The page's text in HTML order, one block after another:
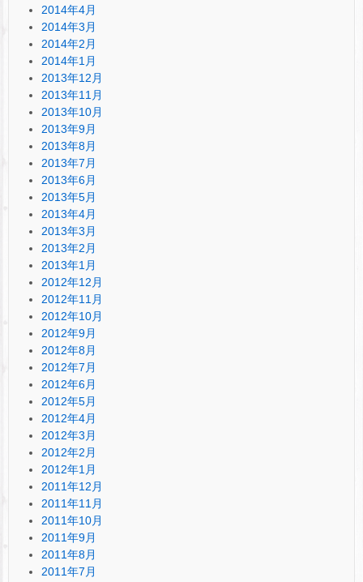
2014年4月
2014年3月
2014年2月
2014年1月
2013年12月
2013年11月
2013年10月
2013年9月
2013年8月
2013年7月
2013年6月
2013年5月
2013年4月
2013年3月
2013年2月
2013年1月
2012年12月
2012年11月
2012年10月
2012年9月
2012年8月
2012年7月
2012年6月
2012年5月
2012年4月
2012年3月
2012年2月
2012年1月
2011年12月
2011年11月
2011年10月
2011年9月
2011年8月
2011年7月